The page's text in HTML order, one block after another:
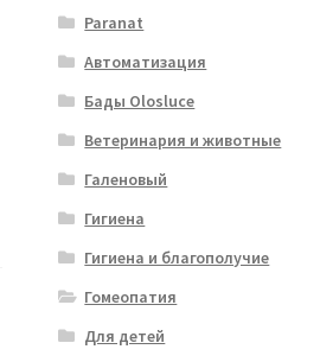
Paranat
Автоматизация
Бады Olosluce
Ветеринария и животные
Галеновый
Гигиена
Гигиена и благополучие
Гомеопатия
Для детей